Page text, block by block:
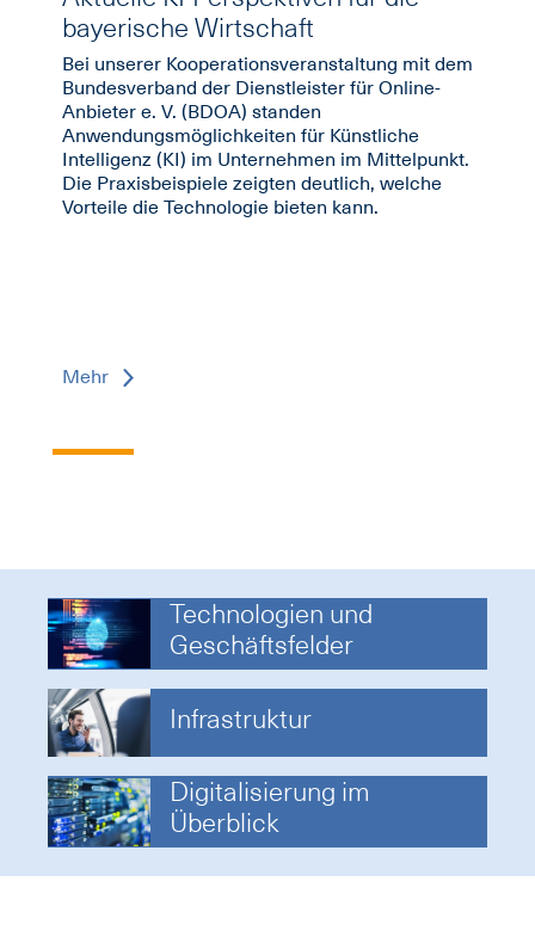
bayerische Wirtschaft
Bei unserer Kooperationsveranstaltung mit dem
Bundesverband der Dienstleister für Online-
Anbieter e. V. (BDOA) standen
Anwendungsmöglichkeiten für Künstliche
Intelligenz (KI) im Unternehmen im Mittelpunkt.
Die Praxisbeispiele zeigten deutlich, welche
Vorteile die Technologie bieten kann.
Mehr
Technologien und
Geschäftsfelder
Infrastruktur
Digitalisierung im
Überblick